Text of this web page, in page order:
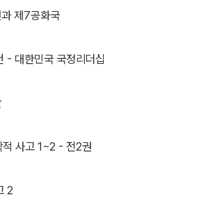
제7공화국
- 대한민국 국정리더십
사고 1~2 - 전2권
2